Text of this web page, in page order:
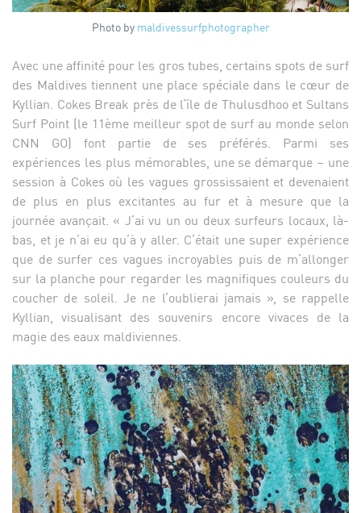
Photo by maldivessurfphotographer
Avec une affinité pour les gros tubes, certains spots de surf
des Maldives tiennent une place spéciale dans le cœur de
Kyllian. Cokes Break près de l’île de Thulusdhoo et Sultans
Surf Point (le 11ème meilleur spot de surf au monde selon
CNN GO) font partie de ses préférés. Parmi ses
expériences les plus mémorables, une se démarque – une
session à Cokes où les vagues grossissaient et devenaient
de plus en plus excitantes au fur et à mesure que la
journée avançait. « J’ai vu un ou deux surfeurs locaux, là-
bas, et je n’ai eu qu’à y aller. C’était une super expérience
que de surfer ces vagues incroyables puis de m’allonger
sur la planche pour regarder les magnifiques couleurs du
coucher de soleil. Je ne l’oublierai jamais », se rappelle
Kyllian, visualisant des souvenirs encore vivaces de la
magie des eaux maldiviennes.